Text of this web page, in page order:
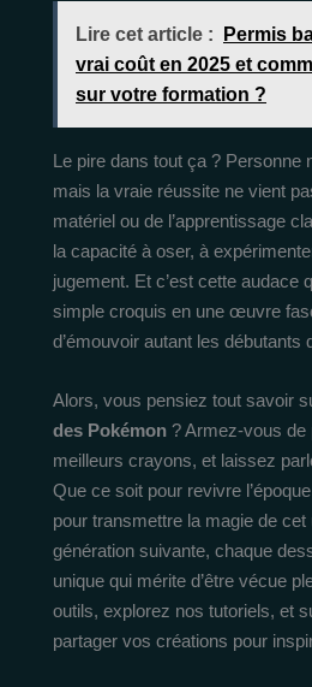
Lire cet article :
Permis
vrai coût en 2025 et
sur votre formation ?
Le pire dans tout ça ? Personne
mais la vraie réussite ne vient
matériel ou de l’apprentissage
la capacité à oser, à
jugement. Et c’est cette audace
simple croquis en une œuvre
d’émouvoir autant les débutants
Alors, vous pensiez tout savoir
des Pokémon ? Armez-vous de
meilleurs crayons, et laissez
Que ce soit pour revivre
pour transmettre la magie de cet
génération suivante, chaque
unique qui mérite d’être vécue
outils, explorez nos tutoriels, et
partager vos créations pour